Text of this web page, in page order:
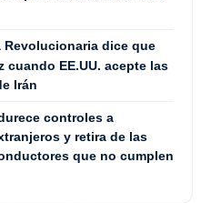
Revolucionaria dice que
cuando EE.UU. acepte las
Irán
controles a
y retira de las
que no cumplen